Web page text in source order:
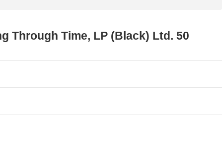
Through Time, LP (Black) Ltd. 50